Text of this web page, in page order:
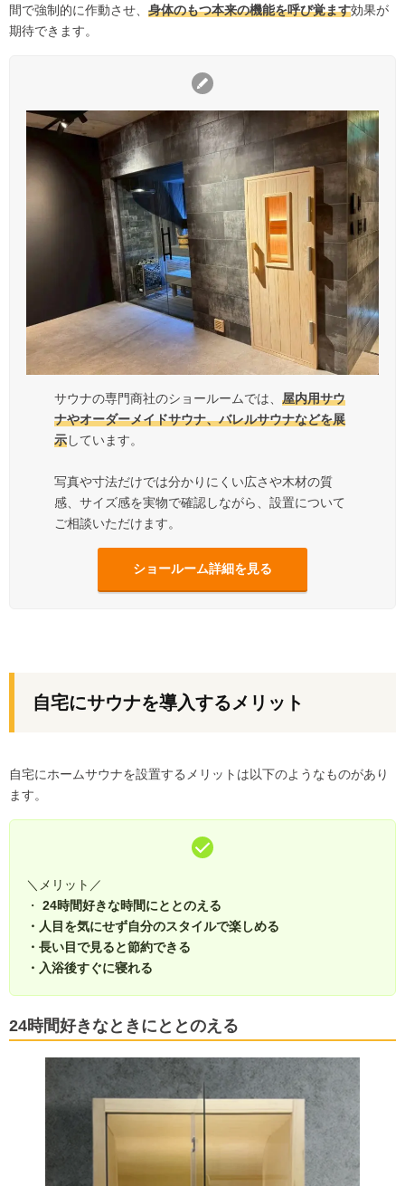
間で強制的に作動させ、 身体のもつ本来の機能を呼び覚ます効果が
期待できます。
サウナの専門商社のショールームでは、屋内用サウ
ナやオーダーメイドサウナ、バレルサウナなどを展
示しています。
写真や寸法だけでは分かりにくい広さや木材の質
感、サイズ感を実物で確認しながら、設置について
ご相談いただけます。
ショールーム詳細を見る
自宅にサウナを導入するメリット
自宅にホームサウナを設置するメリットは以下のようなものがあり
ます。
＼メリット／
・ 24時間好きな時間にととのえる
・人目を気にせず自分のスタイルで楽しめる
・ 長い目で見ると節約できる
・ 入浴後すぐに寝れる
24時間好きなときにととのえる